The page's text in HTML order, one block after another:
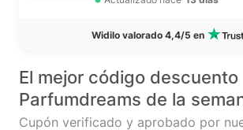
Widilo valorado 4,4/5 en
El mejor código descuento
Parfumdreams de la
Cupón verificado y aprobado por